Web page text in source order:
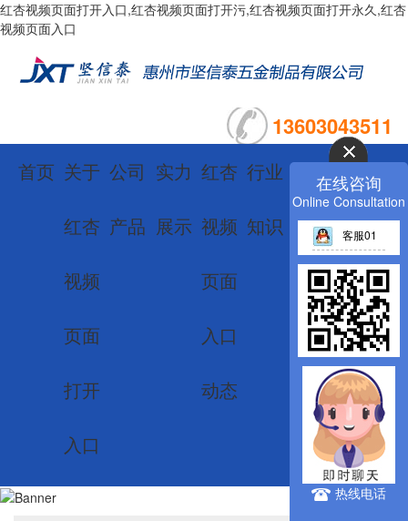
红杏视频页面打开入口,红杏视频页面打开污,红杏视频页面打开永久,红杏
视频页面入口
13603043511
首页 关于
红杏
视频
页面
打开
入口
公司
产品
实力
展示
红杏
视频
页面
入口
动态
行业
知识
联系
红杏
视频
页面
打开
入口
留言
板
栏
目
导
航
在线咨询
Online Consultation
客服01
热线电话